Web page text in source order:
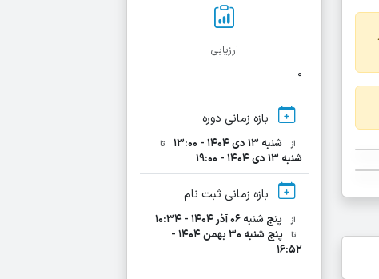
ارزیابی
۰
بازه زمانی دوره
از شنبه ۱۳ دی ۱۴۰۴ - ۱۳:۰۰ تا
شنبه ۱۳ دی ۱۴۰۴ - ۱۹:۰۰
بازه زمانی ثبت نام
از پنج شنبه ۰۶ آذر ۱۴۰۴ - ۱۰:۳۴
تا
پنج شنبه ۳۰ بهمن ۱۴۰۴ -
۱۶:۵۲